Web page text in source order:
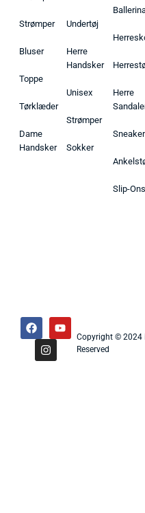
Strømper
Bluser
Toppe
Tørklæder
Dame
Handsker
Undertøj
Herre
Handsker
Unisex
Strømper
Sokker
Herre
Slip-Ons
Copyright © 2024
Reserved